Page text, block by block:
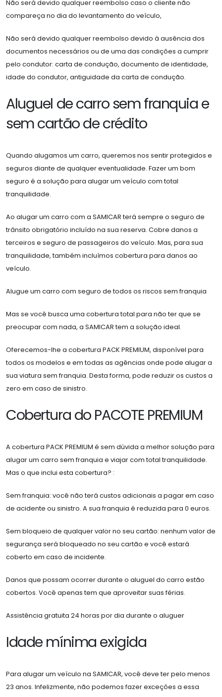
Não será devido qualquer reembolso caso o cliente não
compareça no dia do levantamento do veículo,
Não será devido qualquer reembolso devido à ausência dos
documentos necessários ou de uma das condições a cumprir
pelo condutor: carta de condução, documento de identidade,
idade do condutor, antiguidade da carta de condução.
Aluguel de carro sem franquia e
sem cartão de crédito
Quando alugamos um carro, queremos nos sentir protegidos e
seguros diante de qualquer eventualidade. Fazer um bom
seguro é a solução para alugar um veículo com total
tranquilidade.
Ao alugar um carro com a SAMICAR terá sempre o seguro de
trânsito obrigatório incluído na sua reserva. Cobre danos a
terceiros e seguro de passageiros do veículo. Mas, para sua
tranquilidade, também incluímos cobertura para danos ao
veículo.
Alugue um carro com seguro de todos os riscos sem franquia
Mas se você busca uma cobertura total para não ter que se
preocupar com nada, a SAMICAR tem a solução ideal.
Oferecemos-lhe a cobertura PACK PREMIUM, disponível para
todos os modelos e em todas as agências onde pode alugar a
sua viatura sem franquia. Desta forma, pode reduzir os custos a
zero em caso de sinistro.
Cobertura do PACOTE PREMIUM
A cobertura PACK PREMIUM é sem dúvida a melhor solução para
alugar um carro sem franquia e viajar com total tranquilidade.
Mas o que inclui esta cobertura? :
Sem franquia: você não terá custos adicionais a pagar em caso
de acidente ou sinistro. A sua franquia é reduzida para 0 euros.
Sem bloqueio de qualquer valor no seu cartão: nenhum valor de
segurança será bloqueado no seu cartão e você estará
coberto em caso de incidente.
Danos que possam ocorrer durante o aluguel do carro estão
cobertos. Você apenas tem que aproveitar suas férias.
Assistência gratuita 24 horas por dia durante o aluguer
Idade mínima exigida
Para alugar um veículo na SAMICAR, você deve ter pelo menos
23 anos. Infelizmente, não podemos fazer exceções a essa